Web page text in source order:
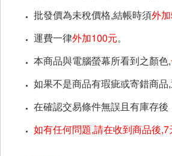
批發價為未稅價格,結帳時須外
運費一律外加100元。
本商品與電腦螢幕所看到之顏色,
如果不是商品有瑕疵或寄錯商
在確認交易條件無誤且有庫存後
如有任何問題,請在收到商品後